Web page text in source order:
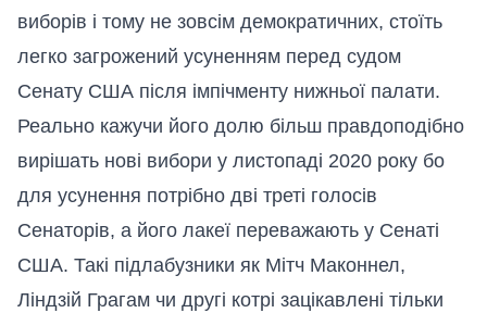
виборів і тому не зовсім демократичних, стоїть
легко загрожений усуненням перед судом
Сенату США після імпічменту нижньої палати.
Реально кажучи його долю більш правдоподібно
вирішать нові вибори у листопаді 2020 року бо
для усунення потрібно дві треті голосів
Сенаторів, а його лакеї переважають у Сенаті
США. Такі підлабузники як Мітч Маконнел,
Ліндзій Грагам чи другі котрі зацікавлені тільки